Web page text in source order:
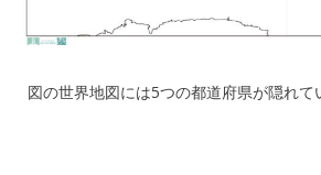
図の世界地図には5つの都道府県が隠れて